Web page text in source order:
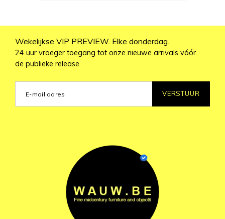
Wekelijkse VIP PREVIEW. Elke donderdag.
24 uur vroeger toegang tot onze nieuwe arrivals vóór
de publieke release.
VERSTUUR